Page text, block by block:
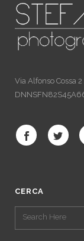
Via Alfonso Cossa
CERCA